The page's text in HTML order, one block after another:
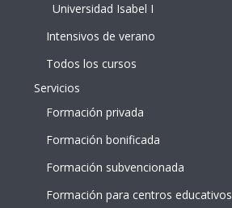
Universidad Isabel I
Intensivos de verano
Todos los cursos
Servicios
Formación privada
Formación bonificada
Formación subvencionada
Formación para centros educativos